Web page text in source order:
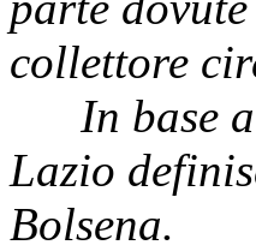
collettore
In base
Lazio
Bolsena.